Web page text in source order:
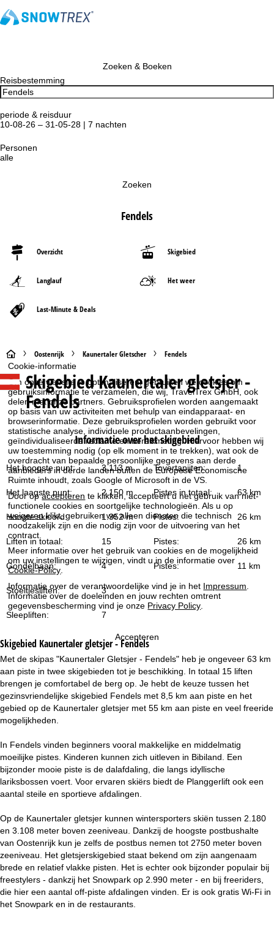
Cookie-informatie
Om onze website te optimaliseren, gebruiken we cookies om
gebruiksinformatie te verzamelen, die wij, TravelTrex GmbH, ook
delen met onze partners. Gebruiksprofielen worden aangemaakt
op basis van uw activiteiten met behulp van eindapparaat- en
browserinformatie. Deze gebruiksprofielen worden gebruikt voor
statistische analyse, individuele productaanbevelingen,
geïndividualiseerde reclame en bereikmeting. Hiervoor hebben wij
uw toestemming nodig (op elk moment in te trekken), wat ook de
overdracht van bepaalde persoonlijke gegevens aan derde
aanbieders in derde landen buiten de Europese Economische
Ruimte inhoudt, zoals Google of Microsoft in de VS.
Door opaccepteren te klikken, accepteert u het gebruik van niet-
functionele cookies en soortgelijke technologieën. Als u op
weigerenklikt, gebruiken we alleen diensten die technisch
noodzakelijk zijn en die nodig zijn voor de uitvoering van het
contract.
Meer informatie over het gebruik van cookies en de mogelijkheid
om uw instellingen te wijzigen, vindt u in de informatie over
Cookie-Policy
Informatie over de verantwoordelijke vind je in het Impressum
Informatie over de doeleinden en jouw rechten omtrent
gegevensbescherming vind je onze Privacy Policy
Accepteren
Zoeken & Boeken
Reisbestemming
periode & reisduur
10-08-26 – 31-05-28 | 7 nachten
Personen
alle
Zoeken
Fendels
Overzicht Skigebied
Langlauf Het weer
Last-Minute & Deals
S
t
a
r
t
p
a
g
i
a
Oostenrijk Kaunertaler Gletscher Fendels
SkigebiedKaunertaler gletsjer -
Fendels
Informatie over het skigebied
Het hoogste punt: 3.113 m Tovertapijten: 1
Het laagste punt: 2.150 m Pistes in totaal: 63 km
Hoogte skioord: 1.352 m Pistes: 26 km
Liften in totaal: 15 Pistes: 26 km
Gondelbaan: 4 Pistes: 11 km
Stoeltjesliften: 3
Sleepliften: 7
Skigebied Kaunertaler gletsjer - Fendels
Met de skipas "Kaunertaler Gletsjer - Fendels" heb je ongeveer 63 km
aan piste in twee skigebieden tot je beschikking. In totaal 15 liften
brengen je comfortabel de berg op. Je hebt de keuze tussen het
gezinsvriendelijke skigebied Fendels met 8,5 km aan piste en het
gebied op de Kaunertaler gletsjer met 55 km aan piste en veel freeride
mogelijkheden.
In Fendels vinden beginners vooral makkelijke en middelmatig
moeilijke pistes. Kinderen kunnen zich uitleven in Bibiland. Een
bijzonder mooie piste is de dalafdaling, die langs idyllische
lariksbossen voert. Voor ervaren skiërs biedt de Planggerlift ook een
aantal steile en sportieve afdalingen.
Op de Kaunertaler gletsjer kunnen wintersporters skiën tussen 2.180
en 3.108 meter boven zeeniveau. Dankzij de hoogste postbushalte
van Oostenrijk kun je zelfs de postbus nemen tot 2750 meter boven
zeeniveau. Het gletsjerskigebied staat bekend om zijn aangenaam
brede en relatief vlakke pisten. Het is echter ook bijzonder populair bij
freestylers - dankzij het Snowpark op 2.990 meter - en bij freeriders,
die hier een aantal off-piste afdalingen vinden. Er is ook gratis Wi-Fi in
het Snowpark en in de restaurants.